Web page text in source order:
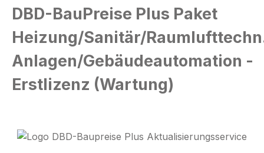
DBD-BauPreise Plus Paket
Heizung/Sanitär/
Anlagen/Gebäudeautomation -
Erstlizenz (Wartung)
Bildergalerie überspringen